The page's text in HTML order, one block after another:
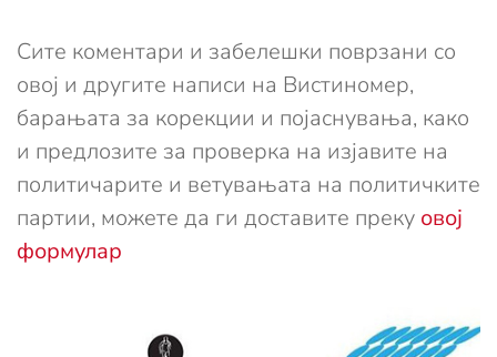
Сите коментари и забелешки поврзани со
овој и другите написи на Вистиномер,
барањата за корекции и појаснувања, како
и предлозите за проверка на изјавите на
политичарите и ветувањата на политичките
партии, можете да ги доставите преку овој
формулар